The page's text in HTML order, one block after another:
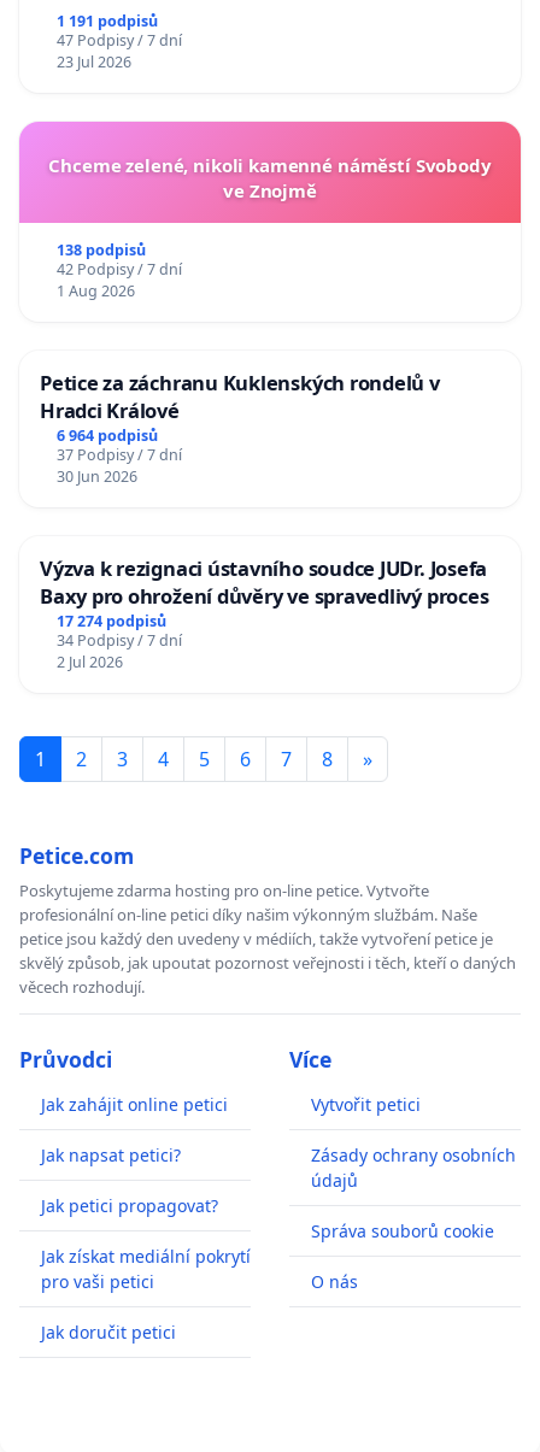
1 191 podpisů
47 Podpisy / 7 dní
23 Jul 2026
Chceme zelené, nikoli kamenné náměstí Svobody
ve Znojmě
138 podpisů
42 Podpisy / 7 dní
1 Aug 2026
Petice za záchranu Kuklenských rondelů v
Hradci Králové
6 964 podpisů
37 Podpisy / 7 dní
30 Jun 2026
Výzva k rezignaci ústavního soudce JUDr. Josefa
Baxy pro ohrožení důvěry ve spravedlivý proces
17 274 podpisů
34 Podpisy / 7 dní
2 Jul 2026
1 2 3 4 5 6 7 8 »
Petice.com
Poskytujeme zdarma hosting pro on-line petice. Vytvořte
profesionální on-line petici díky našim výkonným službám. Naše
petice jsou každý den uvedeny v médiích, takže vytvoření petice je
skvělý způsob, jak upoutat pozornost veřejnosti i těch, kteří o daných
věcech rozhodují.
Průvodci
Jak zahájit online petici
Jak napsat petici?
Jak petici propagovat?
Jak získat mediální pokrytí
pro vaši petici
Jak doručit petici
Více
Vytvořit petici
Zásady ochrany osobních
údajů
Správa souborů cookie
O nás